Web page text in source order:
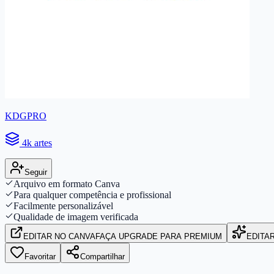
KDGPRO
4k artes
Seguir
Arquivo em formato Canva
Para qualquer competência e profissional
Facilmente personalizável
Qualidade de imagem verificada
EDITAR NO CANVAFAÇA UPGRADE PARA PREMIUM
Favoritar Compartilhar